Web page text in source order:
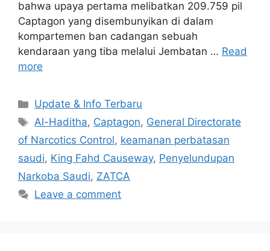
bahwa upaya pertama melibatkan 209.759 pil
Captagon yang disembunyikan di dalam
kompartemen ban cadangan sebuah
kendaraan yang tiba melalui Jembatan … Read
more
Categories
Update & Info Terbaru
Tags
Al-Haditha, Captagon, General Directorate
of Narcotics Control, keamanan perbatasan
saudi, King Fahd Causeway, Penyelundupan
Narkoba Saudi, ZATCA
Leave a comment